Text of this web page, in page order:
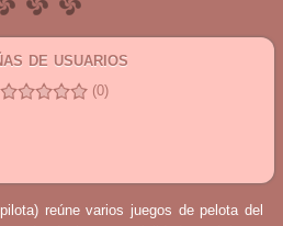
de usuarios
(0)
reúne varios juegos de pelota del